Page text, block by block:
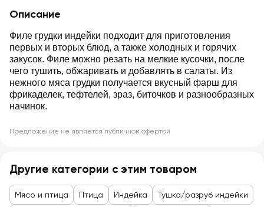
Описание
Филе грудки индейки подходит для приготовления
первых и вторых блюд, а также холодных и горячих
закусок. Филе можно резать на мелкие кусочки, после
чего тушить, обжаривать и добавлять в салаты. Из
нежного мяса грудки получается вкусный фарш для
фрикаделек, тефтелей, зраз, биточков и разнообразных
начинок.
Предложение не является публичной офертой
Другие категории с этим товаром
Мясо и птица Птица Индейка Тушка/разруб индейки